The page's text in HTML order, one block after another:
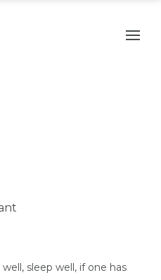
sleep well, if one has